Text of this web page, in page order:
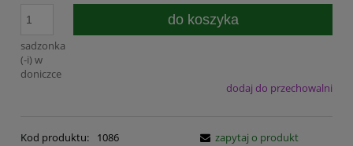
sadzonka
(-i) w
doniczce
do koszyka
dodaj do przechowalni
Kod produktu: 1086
zapytaj o produkt